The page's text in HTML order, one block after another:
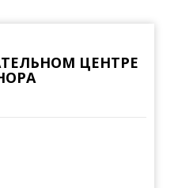
ЦЕНТРЕ